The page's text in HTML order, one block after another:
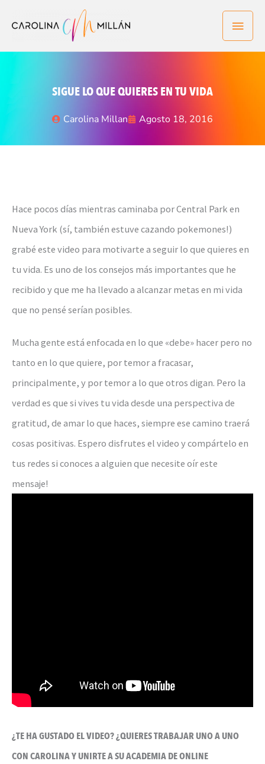
SIGUE LO QUE QUIERES EN TU VIDA
Carolina Millan Agosto 18, 2016
Hace pocos días mientras caminaba por Central Park en
Nueva York (sí, también estuve cazando pokemones!)
grabé este video para motivarte a seguir lo que quieres en
tu vida. Es uno de los consejos más importantes que he
recibido y que me ha llevado a alcanzar metas en mi vida
que no pensé serían posibles.
Mucha gente está enfocada en lo que «debe» hacer pero no
tanto en lo que quiere, por temor a fracasar,
principalmente, y por temor a lo que otros digan. Pero la
verdad es que si vives tu vida desde una perspectiva de
gratitud, de amar lo que haces, siempre ese camino traerá
cosas positivas. Espero disfrutes el video y compártelo en
tus redes si conoces a alguien que necesite oír este
mensaje!
¿TE HA GUSTADO EL VIDEO? ¿QUIERES TRABAJAR UNO A UNO
CON CAROLINA Y UNIRTE A SU ACADEMIA DE ONLINE